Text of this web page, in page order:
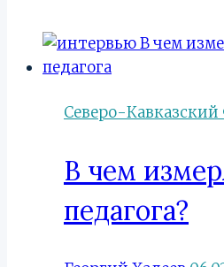
диалог
Северо-
В чем
педагога?